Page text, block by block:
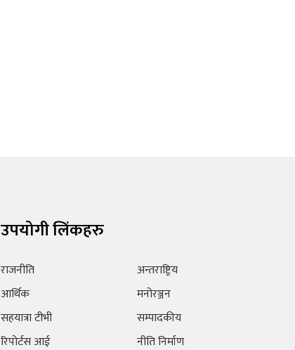
उपयोगी लिंकहरु
राजनीति
आर्थिक
सहयात्रा टीभी
रिपोर्टस आई
अन्तराष्ट्रिय
मनोरञ्जन
सम्पादकीय
नीति निर्माण